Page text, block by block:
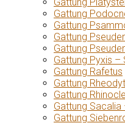
Gattung
Gattung
Gattung
Gattung
Gattung Pyxis –
Gattung Rafetus
Gattung
Gattung
Gattung
Gattung